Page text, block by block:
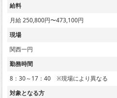
給料
月給 250,800円〜473,100円
現場
関西一円
勤務時間
8：30～17：40 ※現場により異なる
対象となる方